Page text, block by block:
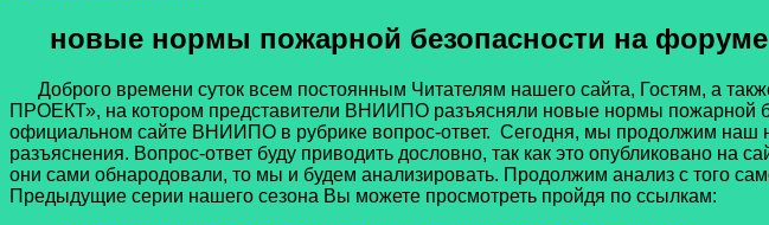
новые нормы пожарной безопасности на
Доброго времени суток всем постоянным Читателям нашего сайта, Гостям, а
ПРОЕКТ», на котором представители ВНИИПО разъясняли новые нормы пожарной
официальном сайте ВНИИПО в рубрике вопрос-ответ. Сегодня, мы продолжим наш
разъяснения. Вопрос-ответ буду приводить дословно, так как это опубликовано
они сами обнародовали, то мы и будем анализировать. Продолжим анализ с того
Предыдущие серии нашего сезона Вы можете просмотреть пройдя по ссылкам: